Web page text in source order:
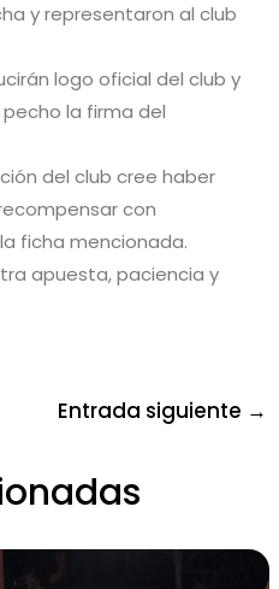
y representaron al club
logo oficial del club y
la firma del
del club cree haber
con
ficha mencionada.
apuesta, paciencia y
Entrada siguiente →